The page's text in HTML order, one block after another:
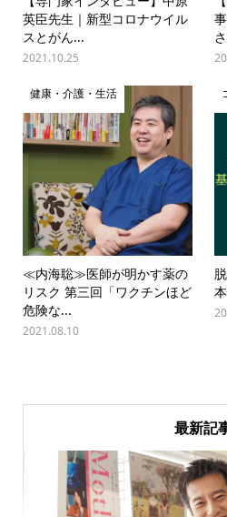
英臣先生｜新型コロナウイル
スとがん...
2021.10.25
健康・介護・生活
≪内海聡≫医師が明かす薬の
リスク 第三回「ワクチンほど
危険な...
2021.08.10
最新記